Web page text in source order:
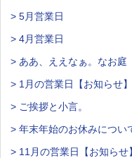
> 5月営業日
> 4月営業日
> ああ、ええなぁ。なお庭
> 1月の営業日【お知らせ】
> ご挨拶と小言。
> 年末年始のお休みについ
> 11月の営業日【お知らせ】